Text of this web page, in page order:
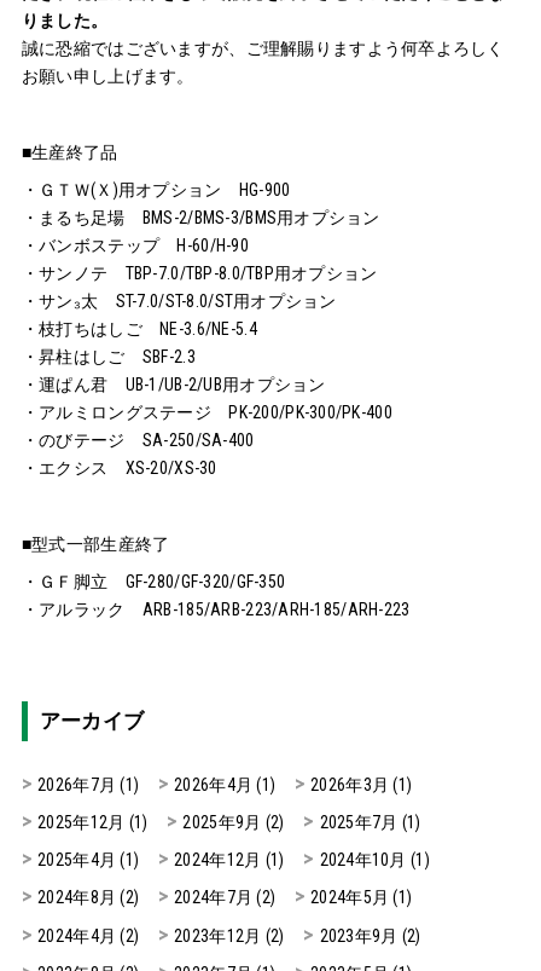
りました。
誠に恐縮ではございますが、ご理解賜りますよう何卒よろしく
お願い申し上げます。
■生産終了品
・ＧＴＷ(Ｘ)用オプション HG-900
・まるち足場 BMS-2/BMS-3/BMS用オプション
・バンボステップ H-60/H-90
・サンノテ TBP-7.0/TBP-8.0/TBP用オプション
・サン₃太 ST-7.0/ST-8.0/ST用オプション
・枝打ちはしご NE-3.6/NE-5.4
・昇柱はしご SBF-2.3
・運ぱん君 UB-1/UB-2/UB用オプション
・アルミロングステージ PK-200/PK-300/PK-400
・のびテージ SA-250/SA-400
・エクシス XS-20/XS-30
■型式一部生産終了
・ＧＦ脚立 GF-280/GF-320/GF-350
・アルラック ARB-185/ARB-223/ARH-185/ARH-223
アーカイブ
2026年7月 (1) 2026年4月 (1) 2026年3月 (1)
2025年12月 (1) 2025年9月 (2) 2025年7月 (1)
2025年4月 (1) 2024年12月 (1) 2024年10月 (1)
2024年8月 (2) 2024年7月 (2) 2024年5月 (1)
2024年4月 (2) 2023年12月 (2) 2023年9月 (2)